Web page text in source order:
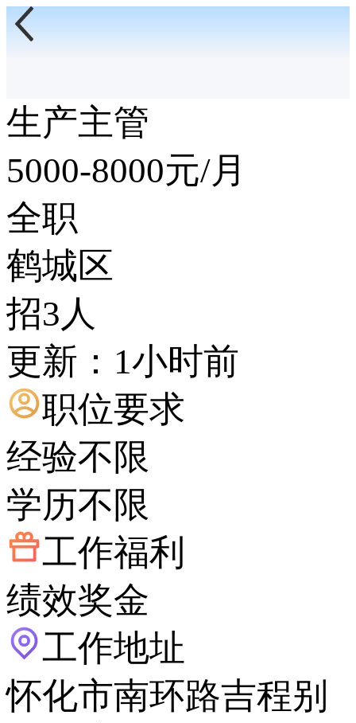
生产主管
5000-8000元/月
全职
鹤城区
招3人
更新：1小时前
职位要求
经验不限
学历不限
工作福利
绩效奖金
工作地址
怀化市南环路吉程别